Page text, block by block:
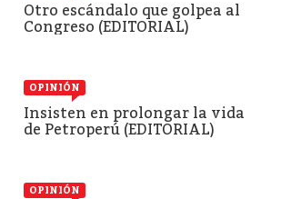
Otro escándalo que golpea al
Congreso (EDITORIAL)
OPINIÓN
Insisten en prolongar la vida
de Petroperú (EDITORIAL)
OPINIÓN